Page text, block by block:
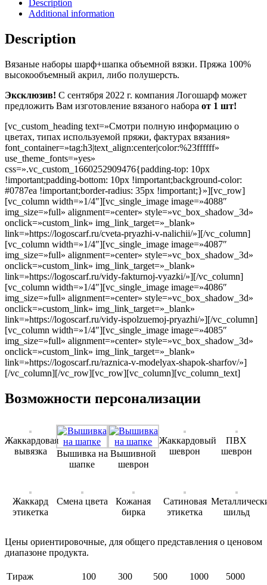
Description
Additional information
Description
Вязаные наборы шарф+шапка объемной вязки. Пряжа 100%
высокообъемный акрил, либо полушерсть.
Эксклюзив! С сентября 2022 г. компания Логошарф может
предложить Вам изготовление вязаного набора от 1 шт!
[vc_custom_heading text=»Смотри полную информацию о
цветах, типах используемой пряжи, фактурах вязания»
font_container=»tag:h3|text_align:center|color:%23ffffff»
use_theme_fonts=»yes»
css=».vc_custom_1660252909476{padding-top: 10px
!important;padding-bottom: 10px !important;background-color:
#0787ea !important;border-radius: 35px !important;}»][vc_row]
[vc_column width=»1/4″][vc_single_image image=»4088″
img_size=»full» alignment=»center» style=»vc_box_shadow_3d»
onclick=»custom_link» img_link_target=»_blank»
link=»https://logoscarf.ru/cveta-pryazhi-v-nalichii/»][/vc_column]
[vc_column width=»1/4″][vc_single_image image=»4087″
img_size=»full» alignment=»center» style=»vc_box_shadow_3d»
onclick=»custom_link» img_link_target=»_blank»
link=»https://logoscarf.ru/vidy-fakturnoj-vyazki/»][/vc_column]
[vc_column width=»1/4″][vc_single_image image=»4086″
img_size=»full» alignment=»center» style=»vc_box_shadow_3d»
onclick=»custom_link» img_link_target=»_blank»
link=»https://logoscarf.ru/vidy-ispolzuemoj-pryazhi/»][/vc_column]
[vc_column width=»1/4″][vc_single_image image=»4085″
img_size=»full» alignment=»center» style=»vc_box_shadow_3d»
onclick=»custom_link» img_link_target=»_blank»
link=»https://logoscarf.ru/raznica-v-modelyax-shapok-sharfov/»]
[/vc_column][/vc_row][vc_row][vc_column][vc_column_text]
Возможности персонализации
Жаккардовая
вывязка
Вышивка на
шапке
Вышивной
шеврон
Жаккардовый
шеврон
ПВХ
шеврон
Жаккард
этикетка
Смена цвета
Кожаная
бирка
Сатиновая
этикетка
шильд
Цены ориентировочные, для общего представления о ценовом
диапазоне продукта.
Тираж 100 300 500 1000
5000